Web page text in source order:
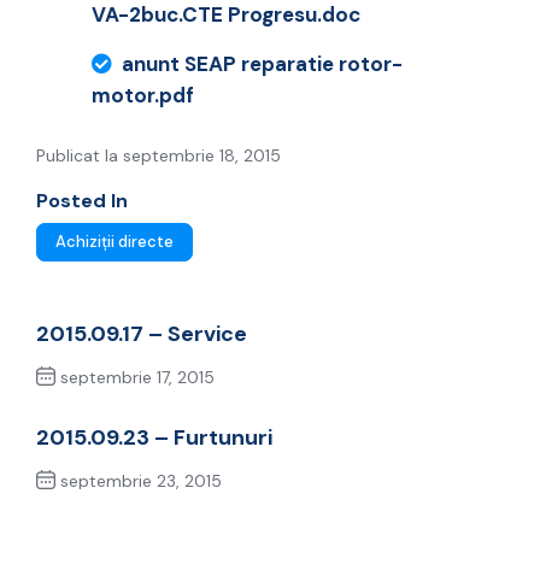
VA-2buc.CTE Progresu.doc
anunt SEAP reparatie rotor-
motor.pdf
Publicat la septembrie 18, 2015
Posted In
Achiziții directe
2015.09.17 – Service
septembrie 17, 2015
2015.09.23 – Furtunuri
septembrie 23, 2015